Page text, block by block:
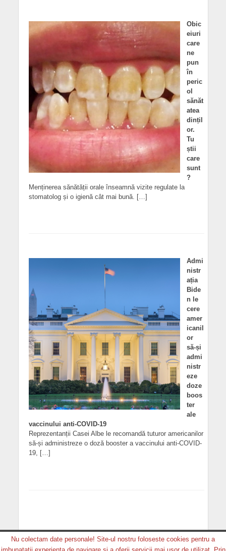
Obic
eiuri
care
ne
pun
în
peric
ol
sănăt
atea
dințil
or.
Tu
știi
care
sunt
?
Menținerea sănătății orale înseamnă vizite regulate la
stomatolog și o igienă cât mai bună. […]
Admi
nistr
ația
Bide
n le
cere
amer
icanil
or
să-și
admi
nistr
eze
doze
boos
ter
ale
vaccinului anti-COVID-19
Reprezentanții Casei Albe le recomandă tuturor americanilor
să-și administreze o doză booster a vaccinului anti-COVID-
19, […]
Nu colectam date personale! Site-ul nostru foloseste cookies pentru a